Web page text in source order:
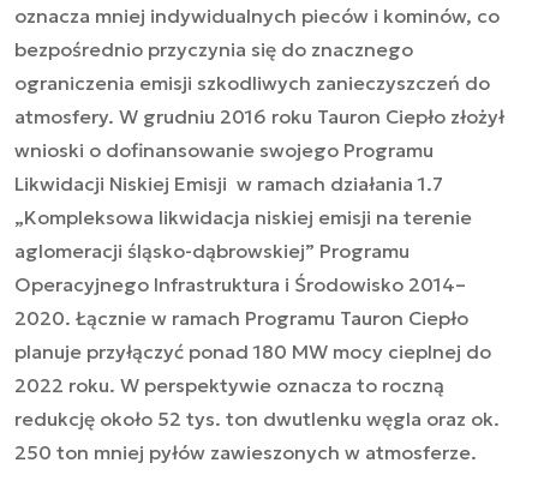
oznacza mniej indywidualnych pieców i kominów, co
bezpośrednio przyczynia się do znacznego
ograniczenia emisji szkodliwych zanieczyszczeń do
atmosfery. W grudniu 2016 roku Tauron Ciepło złożył
wnioski o dofinansowanie swojego Programu
Likwidacji Niskiej Emisji w ramach działania 1.7
„Kompleksowa likwidacja niskiej emisji na terenie
aglomeracji śląsko-dąbrowskiej” Programu
Operacyjnego Infrastruktura i Środowisko 2014–
2020. Łącznie w ramach Programu Tauron Ciepło
planuje przyłączyć ponad 180 MW mocy cieplnej do
2022 roku. W perspektywie oznacza to roczną
redukcję około 52 tys. ton dwutlenku węgla oraz ok.
250 ton mniej pyłów zawieszonych w atmosferze.